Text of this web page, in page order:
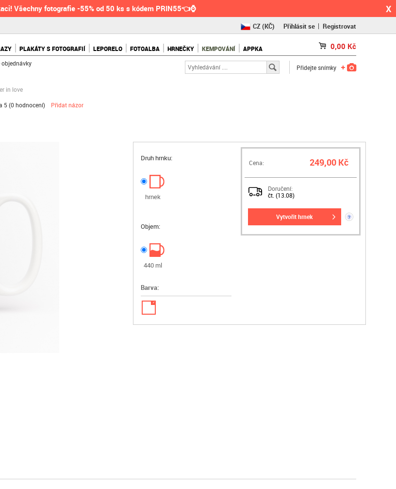
Všechny fotografie -55% od 50 ks s kódem PRIN55👈⌚ X
CZ(KČ)
RO(RON)
Přihlásit se Registrovat
PLAKÁTY S FOTOGRAFIÍ LEPORELO FOTOALBA HRNEČKY KEMPOVÁNÍ APPKA 0,00 Kč
objednávky
Přidejte snímky
in love
5 (0 hodnocení) Přidat názor
Druh hrnku:
hrnek
Objem:
440 ml
Barva:
✓
Cena: 249,00 Kč
Doručení:
čt. (13.08)
vytvořit hrnek ?